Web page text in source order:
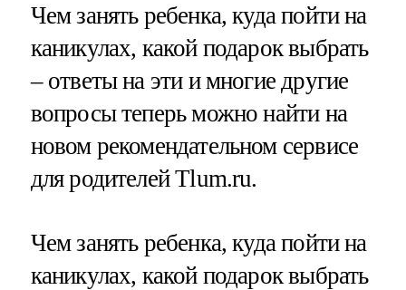
Чем занять ребенка, куда пойти на
каникулах, какой подарок выбрать
– ответы на эти и многие другие
вопросы теперь можно найти на
новом рекомендательном сервисе
для родителей Tlum.ru.
Чем занять ребенка, куда пойти на
каникулах, какой подарок выбрать